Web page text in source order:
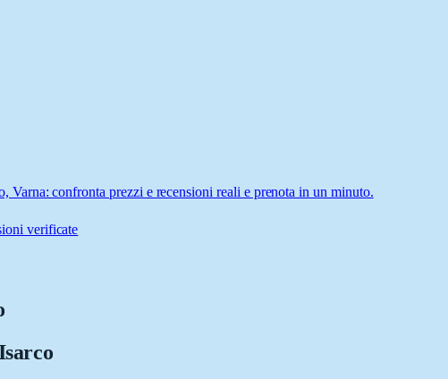
confronta prezzi e recensioni reali e prenota in un minuto.
verificate